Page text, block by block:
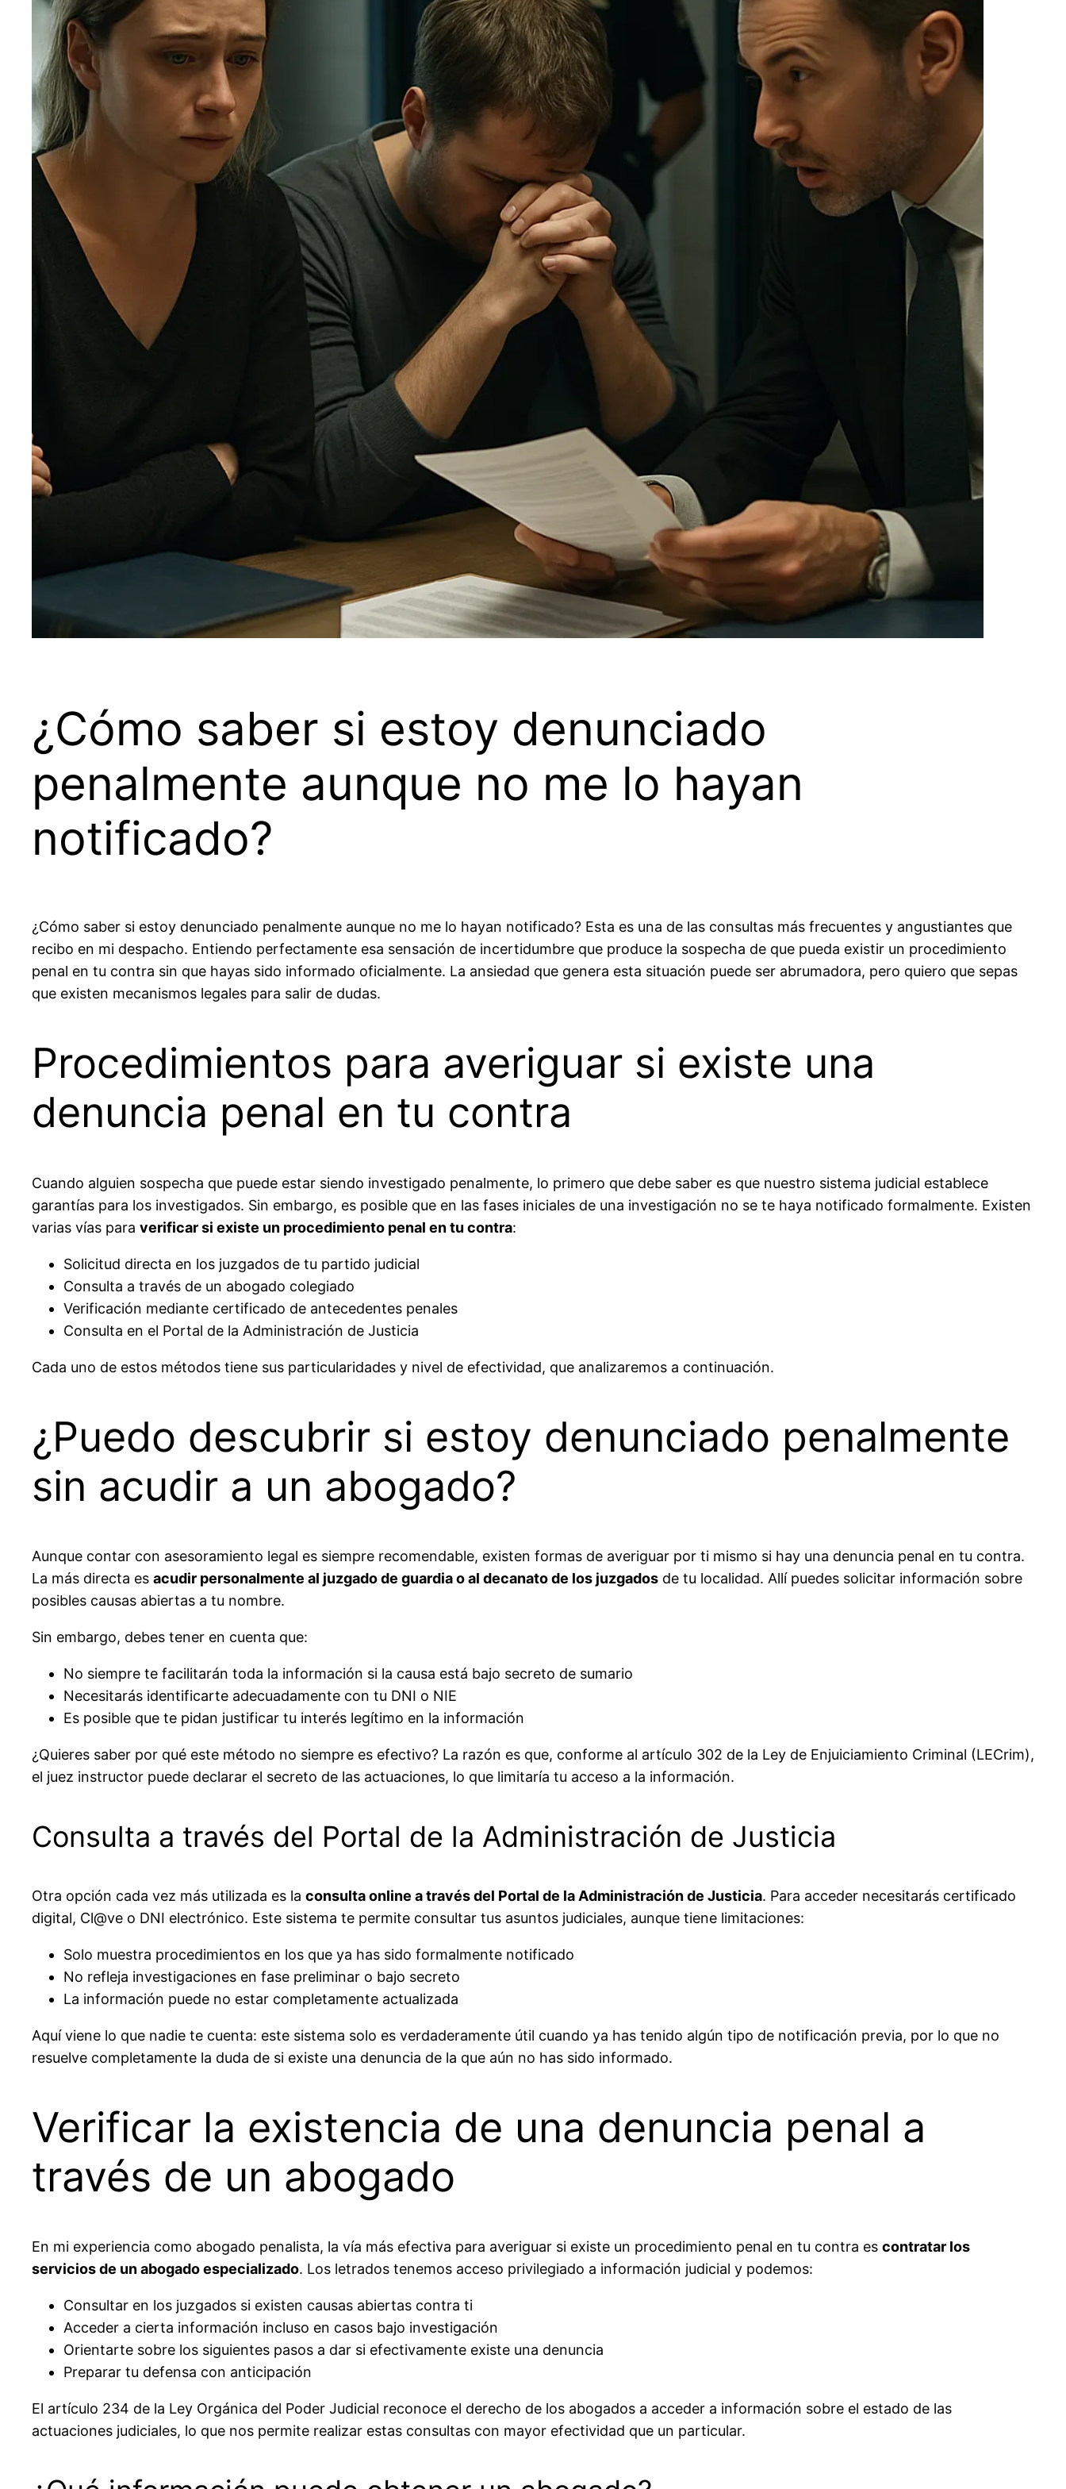
¿Cómo saber si estoy denunciado
penalmente aunque no me lo hayan
notificado?
¿Cómo saber si estoy denunciado penalmente aunque no me lo hayan notificado? Esta es una de las consultas más frecuentes y angustiantes que
recibo en mi despacho. Entiendo perfectamente esa sensación de incertidumbre que produce la sospecha de que pueda existir un procedimiento
penal en tu contra sin que hayas sido informado oficialmente. La ansiedad que genera esta situación puede ser abrumadora, pero quiero que sepas
que existen mecanismos legales para salir de dudas.
Procedimientos para averiguar si existe una
denuncia penal en tu contra
Cuando alguien sospecha que puede estar siendo investigado penalmente, lo primero que debe saber es que nuestro sistema judicial establece
garantías para los investigados. Sin embargo, es posible que en las fases iniciales de una investigación no se te haya notificado formalmente. Existen
varias vías para verificar si existe un procedimiento penal en tu contra:
Solicitud directa en los juzgados de tu partido judicial
Consulta a través de un abogado colegiado
Verificación mediante certificado de antecedentes penales
Consulta en el Portal de la Administración de Justicia
Cada uno de estos métodos tiene sus particularidades y nivel de efectividad, que analizaremos a continuación.
¿Puedo descubrir si estoy denunciado penalmente
sin acudir a un abogado?
Aunque contar con asesoramiento legal es siempre recomendable, existen formas de averiguar por ti mismo si hay una denuncia penal en tu contra.
La más directa es acudir personalmente al juzgado de guardia o al decanato de los juzgados de tu localidad. Allí puedes solicitar información sobre
posibles causas abiertas a tu nombre.
Sin embargo, debes tener en cuenta que:
No siempre te facilitarán toda la información si la causa está bajo secreto de sumario
Necesitarás identificarte adecuadamente con tu DNI o NIE
Es posible que te pidan justificar tu interés legítimo en la información
¿Quieres saber por qué este método no siempre es efectivo? La razón es que, conforme al artículo 302 de la Ley de Enjuiciamiento Criminal (LECrim),
el juez instructor puede declarar el secreto de las actuaciones, lo que limitaría tu acceso a la información.
Consulta a través del Portal de la Administración de Justicia
Otra opción cada vez más utilizada es la consulta online a través del Portal de la Administración de Justicia. Para acceder necesitarás certificado
digital, Cl@ve o DNI electrónico. Este sistema te permite consultar tus asuntos judiciales, aunque tiene limitaciones:
Solo muestra procedimientos en los que ya has sido formalmente notificado
No refleja investigaciones en fase preliminar o bajo secreto
La información puede no estar completamente actualizada
Aquí viene lo que nadie te cuenta: este sistema solo es verdaderamente útil cuando ya has tenido algún tipo de notificación previa, por lo que no
resuelve completamente la duda de si existe una denuncia de la que aún no has sido informado.
Verificar la existencia de una denuncia penal a
través de un abogado
En mi experiencia como abogado penalista, la vía más efectiva para averiguar si existe un procedimiento penal en tu contra es contratar los
servicios de un abogado especializado. Los letrados tenemos acceso privilegiado a información judicial y podemos:
Consultar en los juzgados si existen causas abiertas contra ti
Acceder a cierta información incluso en casos bajo investigación
Orientarte sobre los siguientes pasos a dar si efectivamente existe una denuncia
Preparar tu defensa con anticipación
El artículo 234 de la Ley Orgánica del Poder Judicial reconoce el derecho de los abogados a acceder a información sobre el estado de las
actuaciones judiciales, lo que nos permite realizar estas consultas con mayor efectividad que un particular.